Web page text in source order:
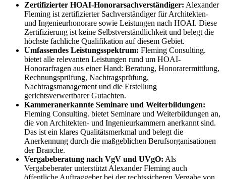
Zertifizierter HOAI-Honorarsachverständiger: Alexander
Fleming ist zertifizierter Sachverständiger für Architekten-
und Ingenieurhonorare sowie Leistungen nach HOAI. Diese
Zertifizierung ist keine Selbstverständlichkeit und belegt die
höchste fachliche Qualifikation auf diesem Gebiet.
Umfassendes Leistungsspektrum: Fleming Consulting.
bietet alle relevanten Leistungen rund um HOAI-
Honorarfragen aus einer Hand: Beratung, Honorarermittlung,
Rechnungsprüfung, Nachtragsprüfung,
Nachtragsmanagement und die Erstellung
gerichtsverwertbarer Gutachten.
Kammeranerkannte Seminare und Weiterbildungen:
Fleming Consulting. bietet Seminare und Weiterbildungen an,
die von Architekten- und Ingenieurkammern anerkannt sind.
Das ist ein klares Qualitätsmerkmal und belegt die
Anerkennung durch die maßgeblichen Berufsorganisationen
der Branche.
Vergabeberatung nach VgV und UVgO: Als
Vergabeberater unterstützt Alexander Fleming auch